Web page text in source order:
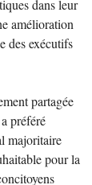
dans leur
amélioration
des exécutifs
partagée
préféré
majoritaire
pour la